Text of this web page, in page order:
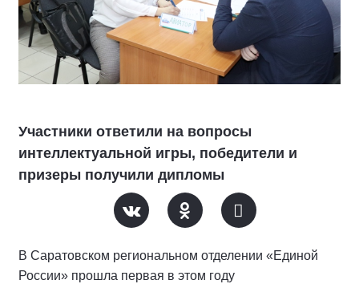
Участники ответили на вопросы
интеллектуальной игры, победители и
призеры получили дипломы
В Саратовском региональном отделении «Единой
России» прошла первая в этом году